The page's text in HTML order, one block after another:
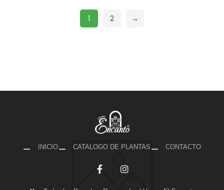
1 2 →
INICIO CATALOGO DE PLANTAS CONTACTO